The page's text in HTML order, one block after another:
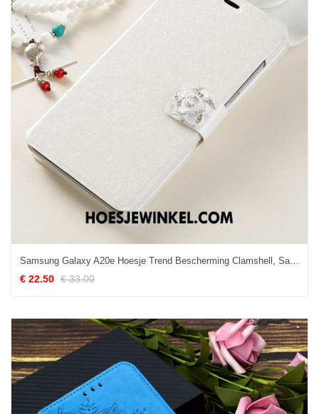
Samsung Galaxy A20e Hoesje Trend Bescherming Clamshell, Samsung Galaxy A20e Hoesje Leren Etui Wit
€ 22.50 € 33.00